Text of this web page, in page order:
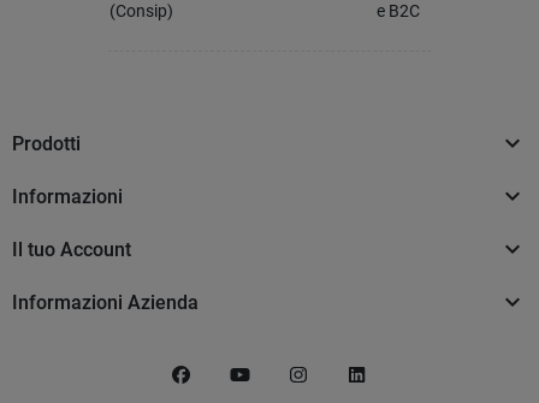
(Consip)
e B2C
Prodotti 
Informazioni 
Il tuo Account 
Informazioni Azienda 